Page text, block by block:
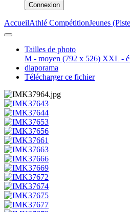
Connexion
AccueilAthlé CompétitionJeunes
Tailles de photo
M - moyen (792 x 526) XXL -
diaporama
Télécharger ce fichier